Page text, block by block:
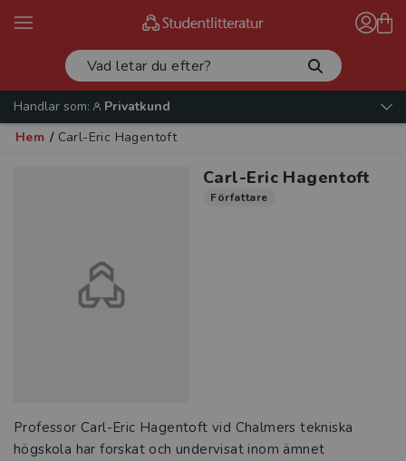
Handlar som:
Privatkund
Hem / Carl-Eric Hagentoft
Carl-Eric Hagentoft
Författare
Professor Carl-Eric Hagentoft vid Chalmers tekniska
högskola har forskat och undervisat inom ämnet